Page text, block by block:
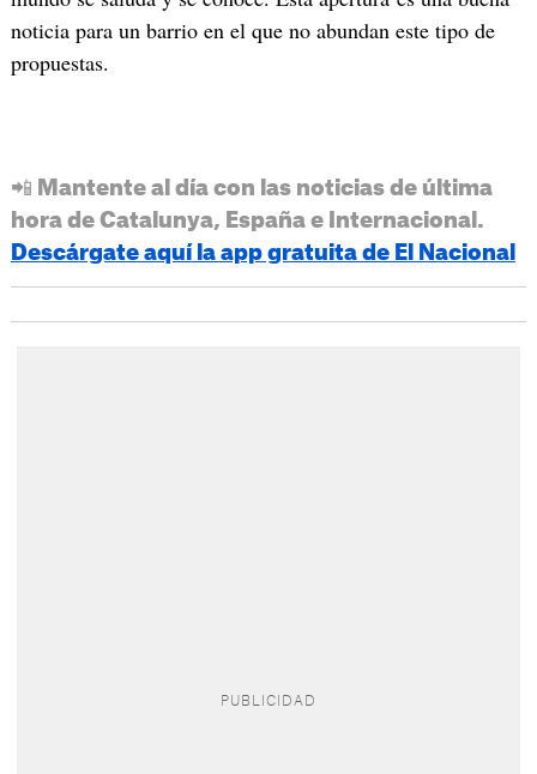
noticia para un barrio en el que no abundan este tipo de
propuestas.
📲 Mantente al día con las noticias de última
hora de Catalunya, España e Internacional.
Descárgate aquí la app gratuita de El Nacional